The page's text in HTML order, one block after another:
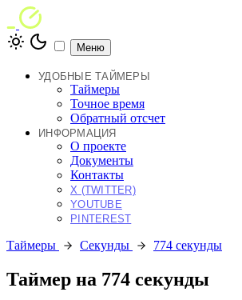
Меню
УДОБНЫЕ ТАЙМЕРЫ
Таймеры
Точное время
Обратный отсчет
ИНФОРМАЦИЯ
О проекте
Документы
Контакты
X (TWITTER)
YOUTUBE
PINTEREST
Таймеры Секунды 774 секунды
Таймер на 774 секунды